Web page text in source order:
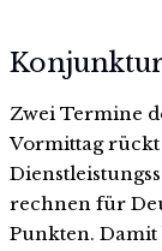
Zwei Termine
Vormittag
rechnen für
Punkten.